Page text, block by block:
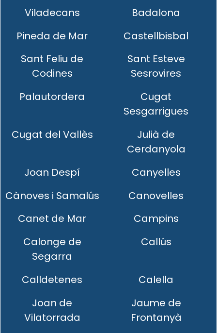
Viladecans
Badalona
Pineda de Mar
Castellbisbal
Sant Feliu de
Codines
Sant Esteve
Sesrovires
Palautordera
Cugat
Sesgarrigues
Cugat del Vallès
Julià de
Cerdanyola
Joan Despí
Canyelles
Cànoves i Samalús
Canovelles
Canet de Mar
Campins
Calonge de
Segarra
Callús
Calldetenes
Calella
Joan de
Vilatorrada
Jaume de
Frontanyà